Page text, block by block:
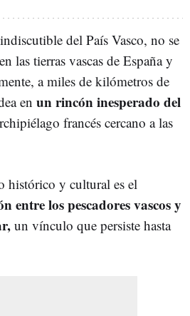
del País Vasco, no se
las tierras vascas de España y
a miles de kilómetros de
en un rincón inesperado del
francés cercano a las
histórico y cultural es el
entre los pescadores vascos y
un vínculo que persiste hasta